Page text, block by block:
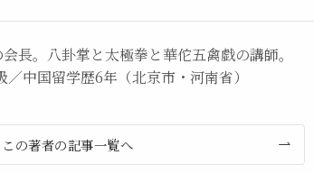
長。八卦掌と太極拳と華佗五禽戯の講師。
中国留学歴6年（北京市・河南省）
この著者の記事一覧へ